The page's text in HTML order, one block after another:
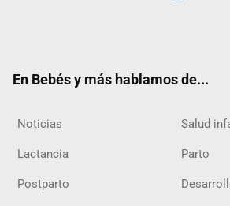
En Bebés y más hablamos de...
Noticias Salud
Lactancia Parto
Postparto